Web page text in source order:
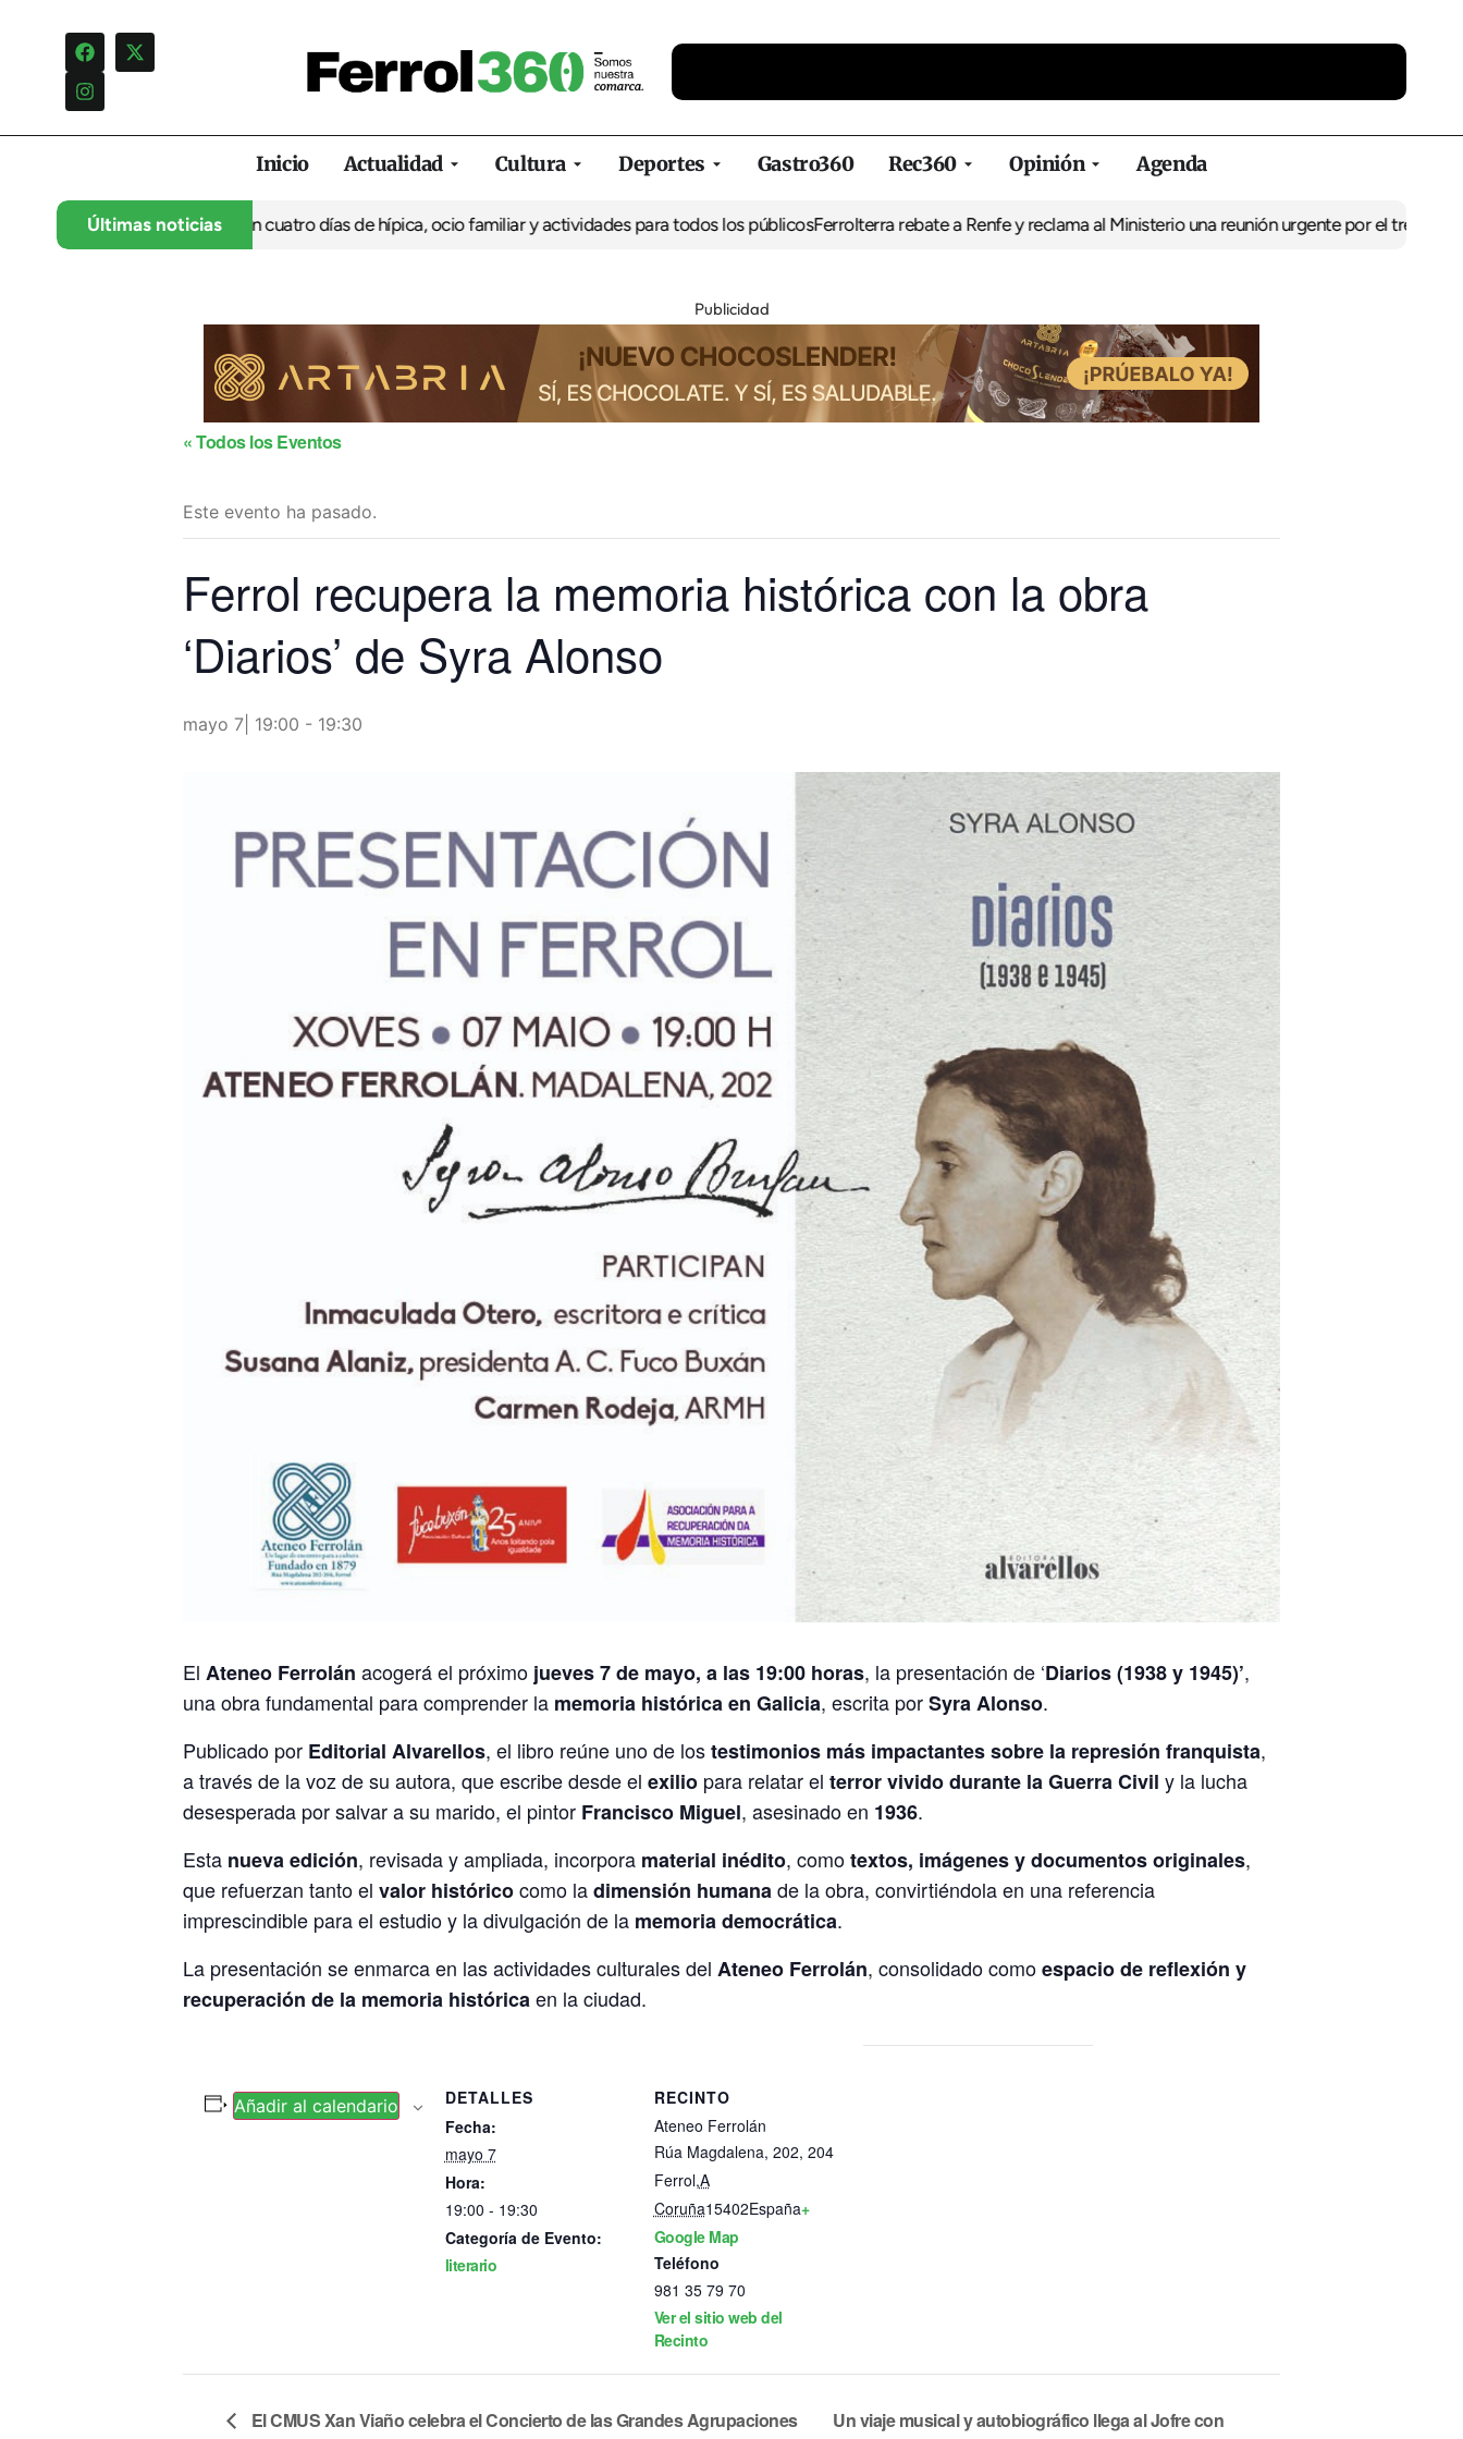
Inicio Actualidad Cultura Deportes Gastro360 Rec360 Opinión Agenda
Últimas noticias
su 35º aniversario con cuatro días de hípica, ocio familiar y actividades para todos los públicosFerrolterra rebate a Renfe y reclama al Ministerio una reunión urgente por el trenEl BNG
Publicidad
« Todos los Eventos
Este evento ha pasado.
Ferrol recupera la memoria histórica con la obra
‘Diarios’ de Syra Alonso
mayo 7| 19:00 - 19:30
El Ateneo Ferrolán acogerá el próximo jueves 7 de mayo, a las 19:00 horas, la presentación de ‘Diarios (1938 y 1945)’,
una obra fundamental para comprender la memoria histórica en Galicia, escrita porSyra Alonso.
Publicado por Editorial Alvarellos, el libro reúne uno de lostestimonios más impactantes sobre la represión franquista,
a través de la voz de su autora, que escribe desde el exilio para relatar el terror vivido durante la Guerra Civil y la lucha
desesperada por salvar a su marido, el pintor Francisco Miguel, asesinado en 1936.
Esta nueva edición, revisada y ampliada, incorpora material inédito, comotextos, imágenes y documentos originales,
que refuerzan tanto el valor históricocomo ladimensión humanade la obra, convirtiéndola en una referencia
imprescindible para el estudio y la divulgación de la memoria democrática.
La presentación se enmarca en las actividades culturales del Ateneo Ferrolán, consolidado comoespacio de reflexión y
recuperación de la memoria históricaen la ciudad.
Añadir al calendario
DETALLES
Fecha:
mayo 7
Hora:
19:00 - 19:30
Categoría de Evento:
literario
RECINTO
Ateneo Ferrolán
Rúa Magdalena, 202, 204
Ferrol,A
Coruña15402España+
Google Map
Teléfono
981 35 79 70
Ver el sitio web del
Recinto
El CMUS Xan Viaño celebra el Concierto de las Grandes Agrupaciones
Un viaje musical y autobiográfico llega al Jofre con